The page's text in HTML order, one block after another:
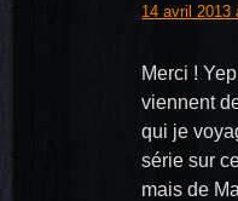
14 avril 2013
Merci !
viennent
qui je
série sur
mais de